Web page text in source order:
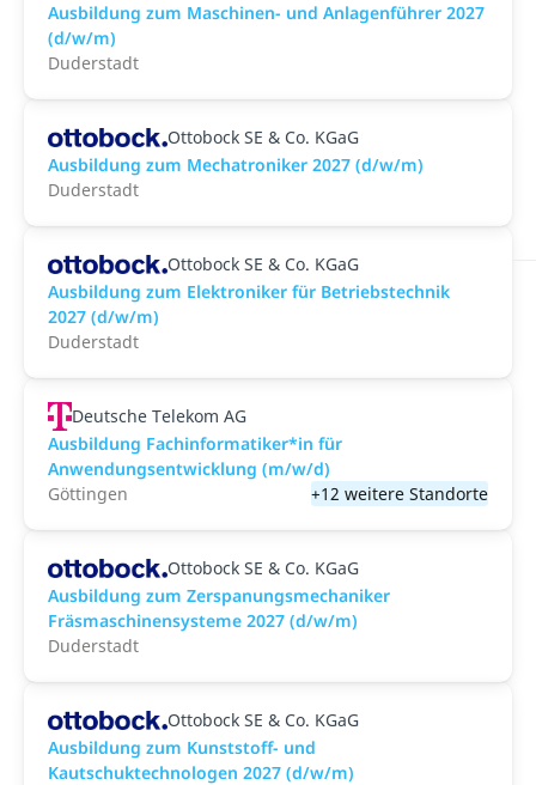
Ausbildung zum Maschinen- und Anlagenführer 2027
(d/w/m)
Duderstadt
Ottobock SE & Co. KGaG
Ausbildung zum Mechatroniker 2027 (d/w/m)
Duderstadt
Ottobock SE & Co. KGaG
Ausbildung zum Elektroniker für Betriebstechnik
2027 (d/w/m)
Duderstadt
Deutsche Telekom AG
Ausbildung Fachinformatiker*in für
Anwendungsentwicklung (m/w/d)
Göttingen
+12 weitere Standorte
Ottobock SE & Co. KGaG
Ausbildung zum Zerspanungsmechaniker
Fräsmaschinensysteme 2027 (d/w/m)
Duderstadt
Ottobock SE & Co. KGaG
Ausbildung zum Kunststoff- und
Kautschuktechnologen 2027 (d/w/m)